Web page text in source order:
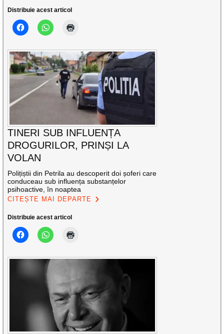
Distribuie acest articol
TINERI SUB INFLUENȚA
DROGURILOR, PRINȘI LA
VOLAN
Polițiștii din Petrila au descoperit doi șoferi care
conduceau sub influența substanțelor
psihoactive, în noaptea
CITEȘTE MAI DEPARTE
Distribuie acest articol